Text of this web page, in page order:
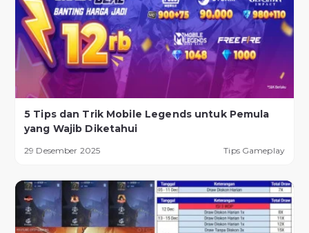
5 Tips dan Trik Mobile Legends untuk Pemula
yang Wajib Diketahui
29 Desember 2025 Tips Gameplay